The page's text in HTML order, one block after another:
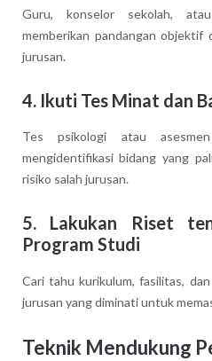
Guru, konselor sekolah,
memberikan pandangan
jurusan.
4. Ikuti Tes Minat dan
Tes psikologi atau
mengidentifikasi bidang yang
risiko salah jurusan.
5. Lakukan Riset
Program Studi
Cari tahu kurikulum, fasilitas,
jurusan yang diminati untuk
Teknik Mendukung